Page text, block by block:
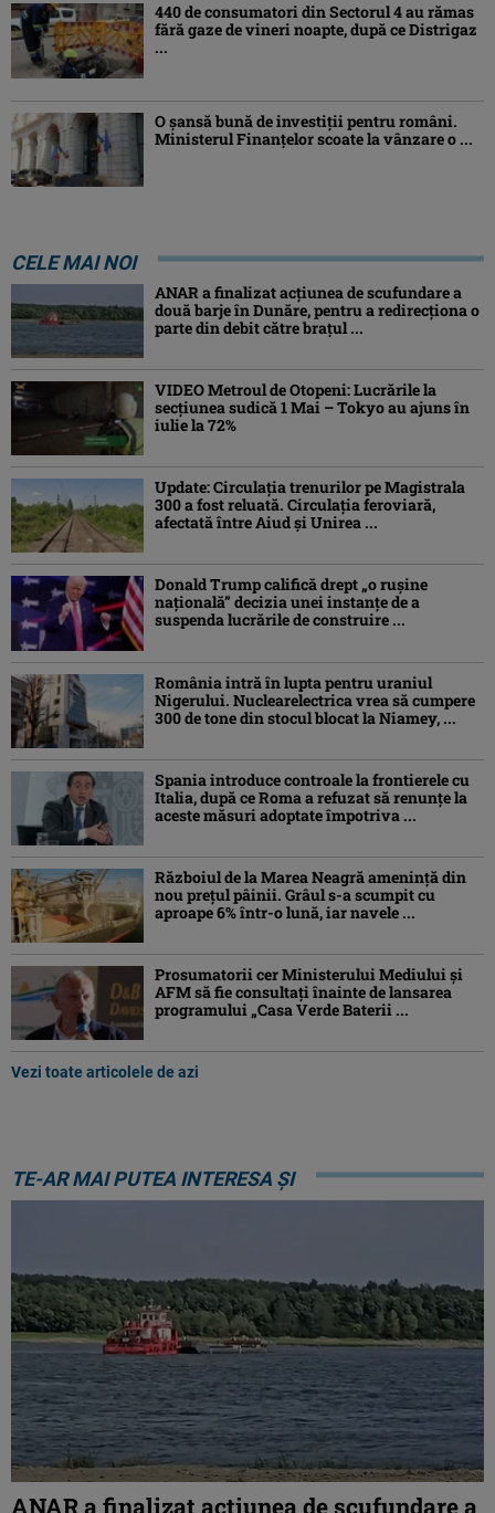
440 de consumatori din Sectorul 4 au rămas
fără gaze de vineri noapte, după ce Distrigaz
...
O șansă bună de investiții pentru români.
Ministerul Finanțelor scoate la vânzare o ...
CELE MAI NOI
ANAR a finalizat acțiunea de scufundare a
două barje în Dunăre, pentru a redirecționa o
parte din debit către brațul ...
VIDEO Metroul de Otopeni: Lucrările la
secțiunea sudică 1 Mai – Tokyo au ajuns în
iulie la 72%
Update: Circulația trenurilor pe Magistrala
300 a fost reluată. Circulația feroviară,
afectată între Aiud şi Unirea ...
Donald Trump califică drept „o ruşine
naţională” decizia unei instanțe de a
suspenda lucrările de construire ...
România intră în lupta pentru uraniul
Nigerului. Nuclearelectrica vrea să cumpere
300 de tone din stocul blocat la Niamey, ...
Spania introduce controale la frontierele cu
Italia, după ce Roma a refuzat să renunțe la
aceste măsuri adoptate împotriva ...
Războiul de la Marea Neagră amenință din
nou prețul pâinii. Grâul s-a scumpit cu
aproape 6% într-o lună, iar navele ...
Prosumatorii cer Ministerului Mediului și
AFM să fie consultați înainte de lansarea
programului „Casa Verde Baterii ...
Vezi toate articolele de azi
TE-AR MAI PUTEA INTERESA ȘI
ANAR a finalizat acțiunea de scufundare a